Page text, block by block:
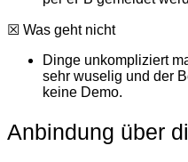
☒ Was geht nicht
Dinge unkompliziert
sehr wuselig und der
keine Demo.
Anbindung über